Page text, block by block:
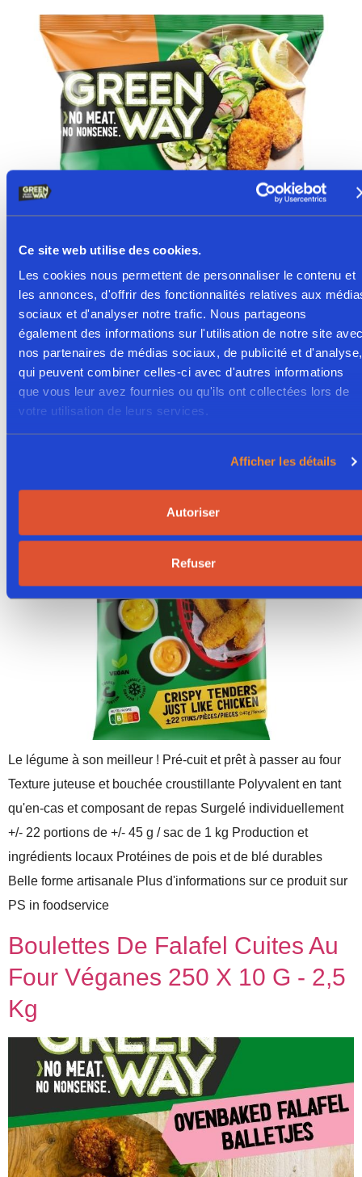
Ce site web utilise des cookies.
Les cookies nous permettent de personnaliser le contenu et
les annonces, d'offrir des fonctionnalités relatives aux
sociaux et d'analyser notre trafic. Nous partageons
également des informations sur l'utilisation de notre site
nos partenaires de médias sociaux, de publicité et d'analyse,
qui peuvent combiner celles-ci avec d'autres informations
que vous leur avez fournies ou qu'ils ont collectées lors de
votre utilisation de leurs services.
Afficher les détails
Autoriser
Refuser
Dites Cheezz ! Fromage végétal à base de pommes de terre
Le légume dans toute sa splendeur ! Pré-frites et prêtes à
passer au four Polyvalent comme snack et composant de
repas Individuellement surgelé +/- 15 croquettes de +/- 70 g /
sac de 1,05 kg Production locale et ingrédients Belle forme
artisanale Toute l'info sur PS in Foodservice
Tenders Croustillants "Just Like
Le légume à son meilleur ! Pré-cuit et prêt à passer au four
Texture juteuse et bouchée croustillante Polyvalent en tant
qu'en-cas et composant de repas Surgelé individuellement
+/- 22 portions de +/- 45 g / sac de 1 kg Production et
ingrédients locaux Protéines de pois et de blé durables
Belle forme artisanale Plus d'informations sur ce produit sur
PS in foodservice
Boulettes De Falafel Cuites Au
Four Véganes 250 X 10 G - 2,5
Kg